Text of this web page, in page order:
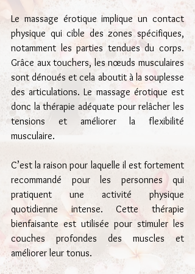
Le massage érotique implique un contact
physique qui cible des zones spécifiques,
notamment les parties tendues du corps.
Grâce aux touchers, les nœuds musculaires
sont dénoués et cela aboutit à la souplesse
des articulations. Le massage érotique est
donc la thérapie adéquate pour relâcher les
tensions et améliorer la flexibilité
musculaire.
C’est la raison pour laquelle il est fortement
recommandé pour les personnes qui
pratiquent une activité physique
quotidienne intense. Cette thérapie
bienfaisante est utilisée pour stimuler les
couches profondes des muscles et
améliorer leur tonus.